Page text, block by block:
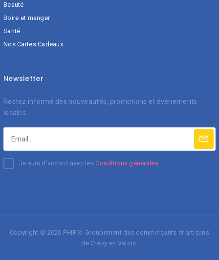
Beauté
Boire et manger
Santé
Nos Cartes Cadeaux
Newsletter
Restez informé des nouveautés, promotions et événements
locales
Je suis d'accord avec lesConditions générales
Copyright © 2020 PHIPIX Groupement des commerçants et artisans
de Crépy en Valois.